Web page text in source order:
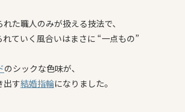
た職人のみが扱える技法で、
ていく風合いはまさに “一点もの”
のシックな色味が、
出す結婚指輪になりました。